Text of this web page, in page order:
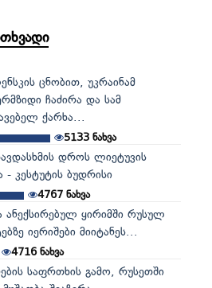
ცნობით, უკრაინამ
ჩაძირა და სამ
ქარხა...
5133 ნახვა
დროს ლიეტუვის
კესტუტის ბუდრისი
4767ნახვა
ანექსირებულ ყირიმში რუსულ
იერიშები მიიტანეს...
4716ნახვა
საფრთხის გამო, რუსეთში